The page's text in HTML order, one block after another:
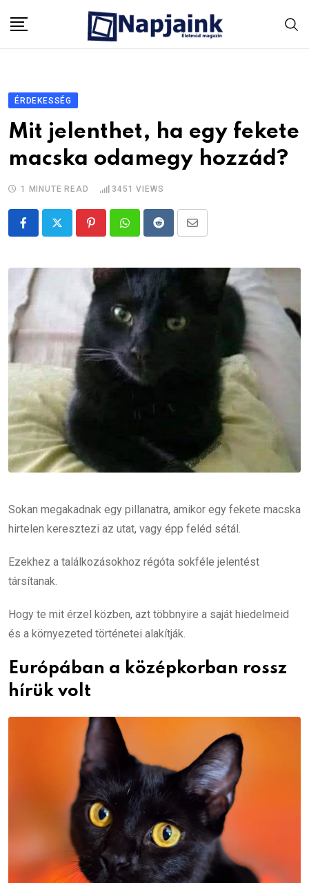
ÉRDEKESSÉG
Mit jelenthet, ha egy fekete
macska odamegy hozzád?
1 MINUTE READ 3451 VIEWS
PinterestWhatsappRedditShare
Email
Sokan megakadnak egy pillanatra, amikor egy fekete macska
hirtelen keresztezi az utat, vagy épp feléd sétál.
Ezekhez a találkozásokhoz régóta sokféle jelentést
társítanak.
Hogy te mit érzel közben, azt többnyire a saját hiedelmeid
és a környezeted történetei alakítják.
Európában a középkorban rossz
hírük volt